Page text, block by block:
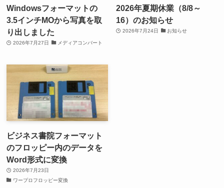
Windowsフォーマットの
3.5インチMOから写真を取
り出しました
2026年7月27日 メディアコンバート
2026年夏期休業（8/8～
16）のお知らせ
2026年7月24日 お知らせ
ビジネス書院フォーマット
のフロッピー内のデータを
Word形式に変換
2026年7月23日
ワープロフロッピー変換